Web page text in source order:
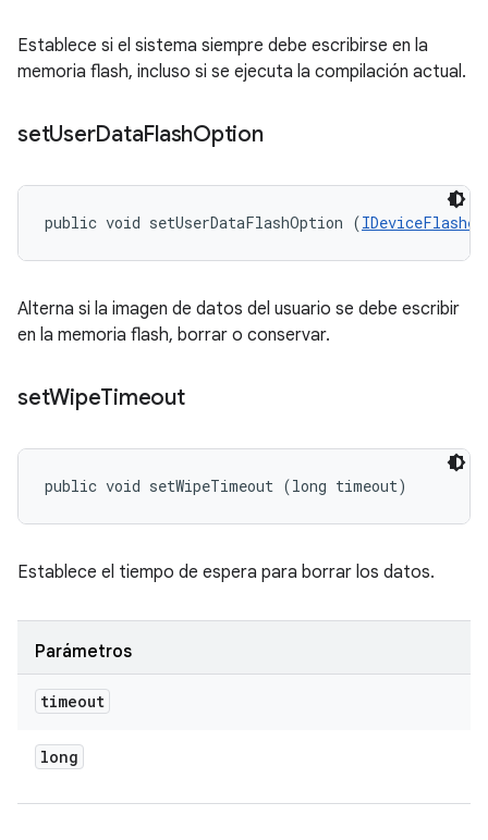
Establece si el sistema siempre debe escribirse en la
memoria flash, incluso si se ejecuta la compilación actual.
setUserDataFlashOption
public void setUserDataFlashOption (
Alterna si la imagen de datos del usuario se debe escribir
en la memoria flash, borrar o conservar.
setWipeTimeout
public void setWipeTimeout (long timeout)
Establece el tiempo de espera para borrar los datos.
Parámetros
timeout
long